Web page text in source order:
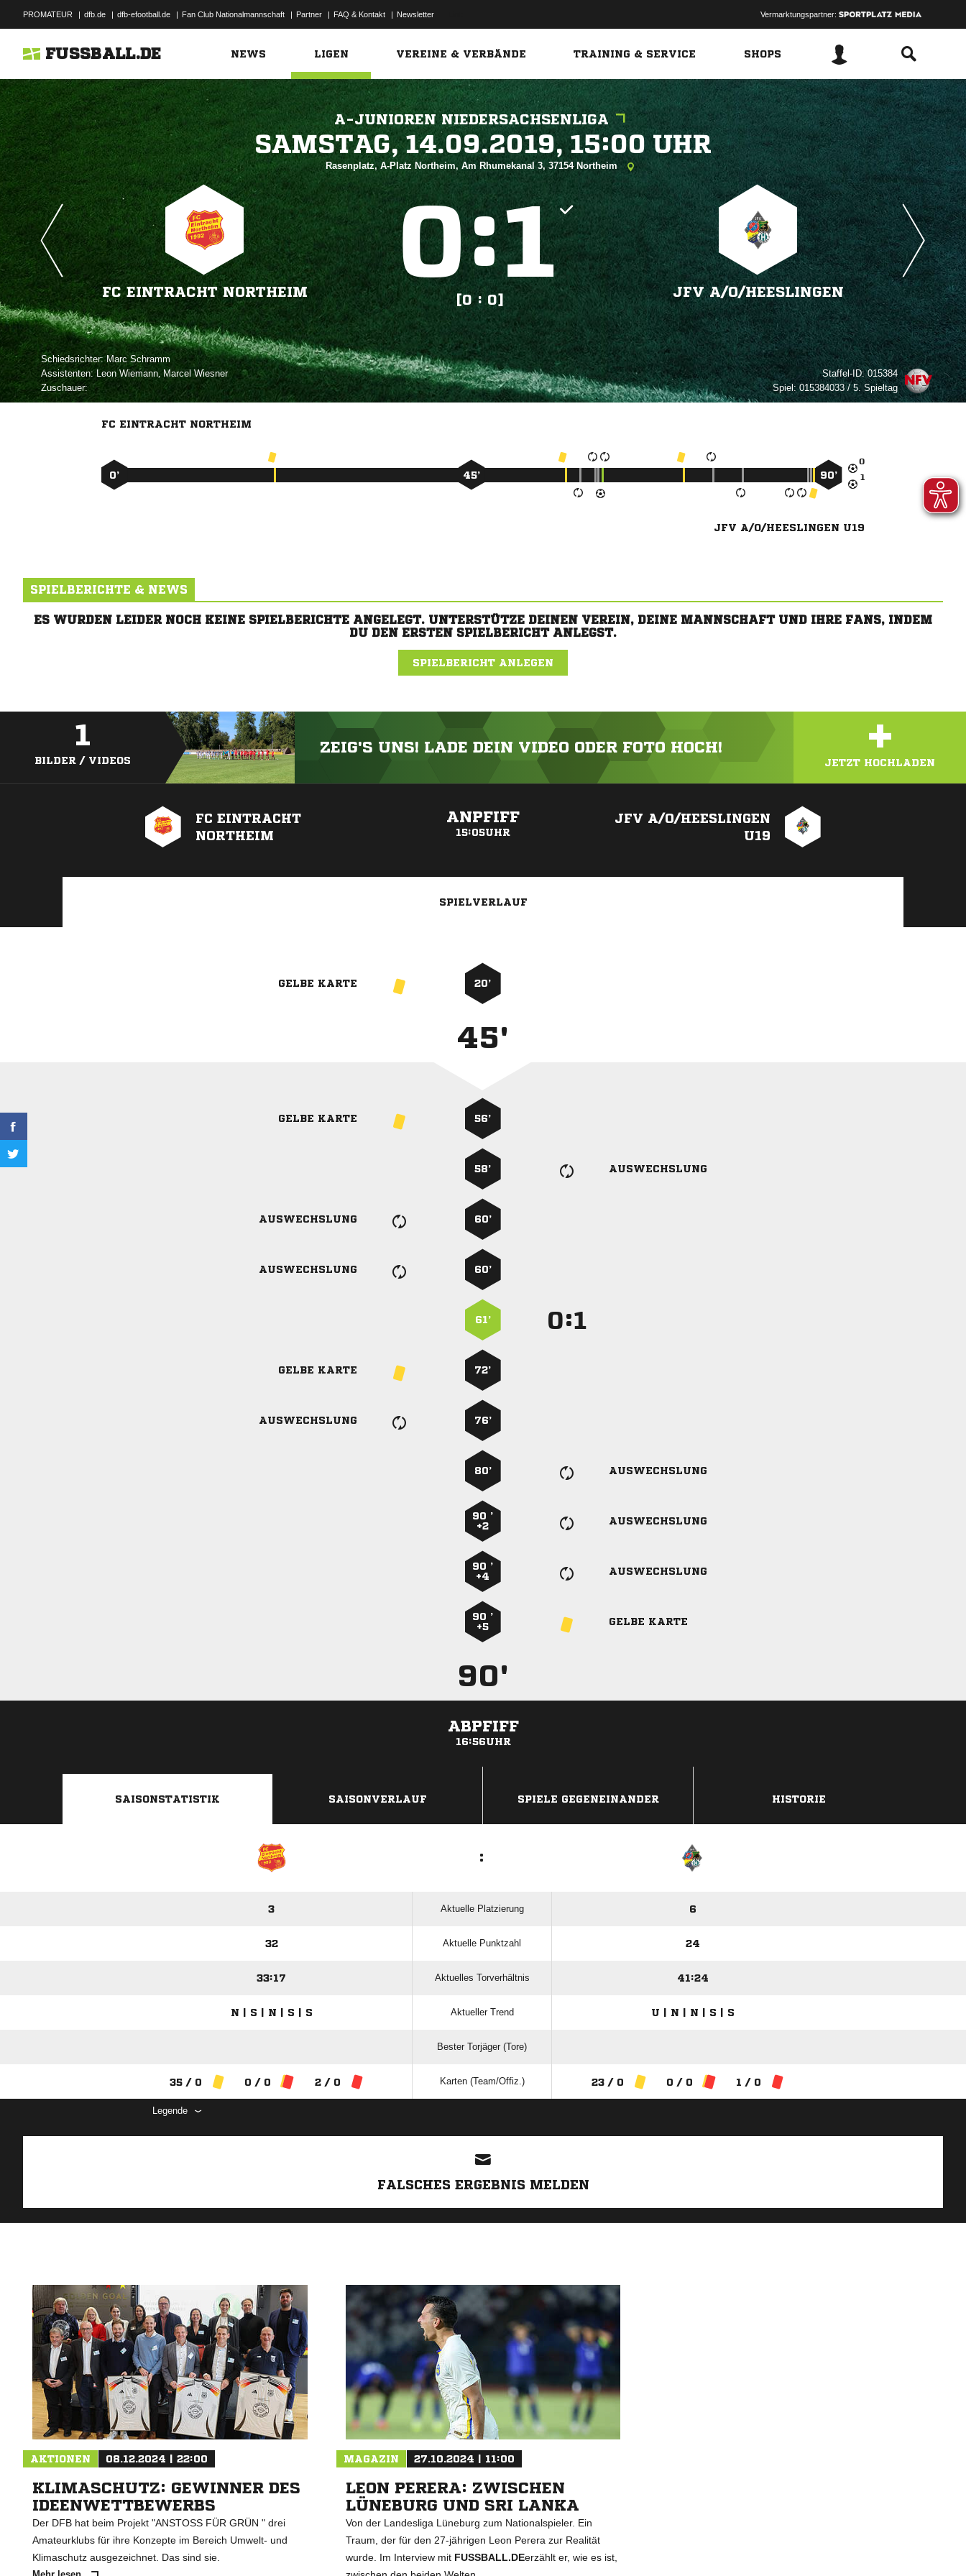
PROMATEUR | dfb.de | dfb-efootball.de | Fan Club Nationalmannschaft | Partner | FAQ & Kontakt | Newsletter Vermarktungspartner:
FUSSBALL.DE NEWS LIGEN VEREINE & VERBÄNDE TRAINING & SERVICE SHOPS
A-JUNIOREN NIEDERSACHSENLIGA
   
Rasenplatz, A-Platz Northeim, Am Rhumekanal 3, 37154 Northeim
FC EINTRACHT NORTHEIM
:
[0 : 0]
JFV A/​O/​HEESLINGEN
Schiedsrichter:  
Assistenten: ,  
Zuschauer:
Staffel-ID:015384
Spiel:015384033 / 5. Spieltag
FC EINTRACHT NORTHEIM


0’ 45’ 90’
JFV A/O/HEESLINGEN U19
SPIELBERICHTE & NEWS
ES WURDEN LEIDER NOCH KEINE SPIELBERICHTE ANGELEGT. UNTERSTÜTZE DEINEN VEREIN, DEINE MANNSCHAFT UND IHRE FANS, INDEM
DU DEN ERSTEN SPIELBERICHT ANLEGST.
SPIELBERICHT ANLEGEN
1
BILDER / VIDEOS
ZEIG'S UNS! LADE DEIN VIDEO ODER FOTO HOCH! +
JETZT HOCHLADEN
FC EINTRACHT
NORTHEIM
ANPFIFF
15:05UHR
JFV A/O/HEESLINGEN
U19
SPIELVERLAUF
GELBE KARTE 20’
45'
GELBE KARTE 56’
58’ AUSWECHSLUNG
AUSWECHSLUNG 60’
AUSWECHSLUNG 60’
61’ :
GELBE KARTE 72’
AUSWECHSLUNG 76’
80’ AUSWECHSLUNG
90 ’
+2
AUSWECHSLUNG
90 ’
+4
AUSWECHSLUNG
90 ’
+5
GELBE KARTE
90'
ABPFIFF
16:56UHR
SAISONSTATISTIK SAISONVERLAUF SPIELE GEGENEINANDER HISTORIE
:
3 Aktuelle Platzierung 6
32 Aktuelle Punktzahl 24
33:17 Aktuelles Torverhältnis 41:24
N | S | N | S | S Aktueller Trend U | N | N | S | S
Bester Torjäger (Tore)
35 / 0 0 / 0 2 / 0 Karten (Team/Offiz.) 23 / 0 0 / 0 1 / 0
Legende
FALSCHES ERGEBNIS MELDEN
AKTIONEN 08.12.2024 | 22:00
KLIMASCHUTZ: GEWINNER DES
IDEENWETTBEWERBS
Der DFB hat beim Projekt "ANSTOSS FÜR GRÜN " drei
Amateurklubs für ihre Konzepte im Bereich Umwelt- und
Klimaschutz ausgezeichnet. Das sind sie.
MAGAZIN 27.10.2024 | 11:00
LEON PERERA: ZWISCHEN
LÜNEBURG UND SRI LANKA
Von der Landesliga Lüneburg zum Nationalspieler. Ein
Traum, der für den 27-jährigen Leon Perera zur Realität
wurde. Im Interview mit FUSSBALL.DEerzählt er, wie es ist,